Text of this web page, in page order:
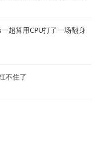
超算用CPU打了一场翻身
不住了